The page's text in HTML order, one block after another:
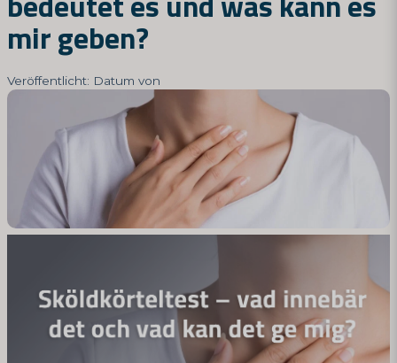
mir geben?
Veröffentlicht: Datum von